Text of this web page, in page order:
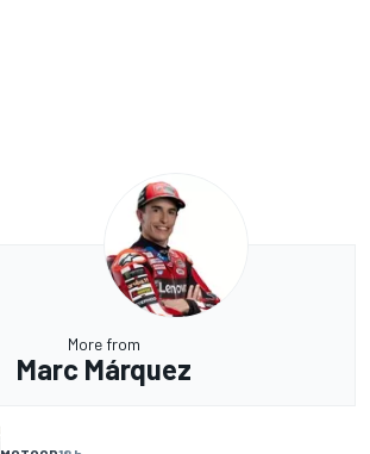
More from
Marc Márquez